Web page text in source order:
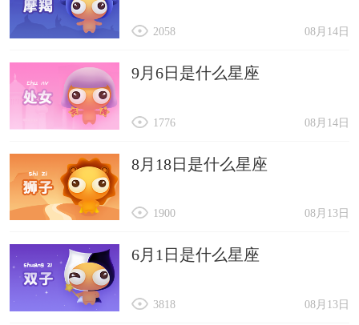
08月14日
2058
9月6日是什么星座
08月14日
1776
8月18日是什么星座
08月13日
1900
6月1日是什么星座
08月13日
3818